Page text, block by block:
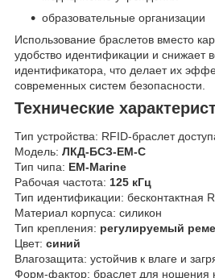
образовательные организации
Использование браслетов вместо
удобство идентификации и снижает
идентификатора, что делает их
современных систем безопасности.
Технические
Тип устройства: RFID-браслет
Модель: ЛКД-БСЗ-EM-С
Тип чипа: EM-Marine
Рабочая частота: 125 кГц
Тип идентификации: бесконтактная
Материал корпуса: силикон
Тип крепления: регулируемый
Цвет: синий
Влагозащита: устойчив к влаге и
Форм-фактор: браслет для ношения